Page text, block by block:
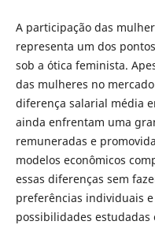
A participação das
representa um dos
sob a ótica feminista.
das mulheres no
diferença salarial média
ainda enfrentam uma
remuneradas e
modelos econômicos
essas diferenças sem
preferências individuais
possibilidades